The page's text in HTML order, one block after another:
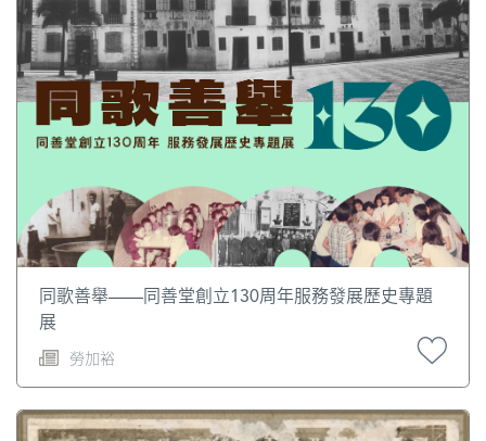
同歌善舉——同善堂創立130周年服務發展歷史專題
展
勞加裕